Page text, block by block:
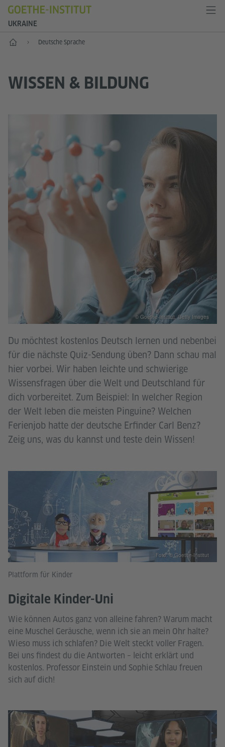
UKRAINE
Start Deutsche Sprache
WISSEN & BILDUNG
Du möchtest kostenlos Deutsch lernen und nebenbei
für die nächste Quiz-Sendung üben? Dann schau mal
hier vorbei. Wir haben leichte und schwierige
Wissensfragen über die Welt und Deutschland für
dich vorbereitet. Zum Beispiel: In welcher Region
der Welt leben die meisten Pinguine? Welchen
Ferienjob hatte der deutsche Erfinder Carl Benz?
Zeig uns, was du kannst und teste dein Wissen!
© Goethe-Institut, Getty Images
Plattform für Kinder
Digitale Kinder-Uni
Wie können Autos ganz von alleine fahren? Warum macht
eine Muschel Geräusche, wenn ich sie an mein Ohr halte?
Wieso muss ich schlafen? Die Welt steckt voller Fragen.
Bei uns findest du die Antworten – leicht erklärt und
kostenlos. Professor Einstein und Sophie Schlau freuen
sich auf dich!
Foto: © Goethe-Institut